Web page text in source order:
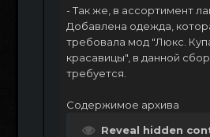
- Так же, в ассортимент
Добавлена одежда,
требовала мод "Люкс.
красавицы", в данной
требуется.
Содержимое архива
Reveal hidden